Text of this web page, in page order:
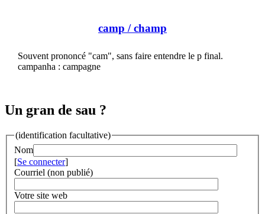
camp / champ
Souvent prononcé "cam", sans faire entendre le p final.
campanha : campagne
Un gran de sau ?
(identification facultative)
Nom
[Se connecter]
Courriel (non publié)
Votre site web